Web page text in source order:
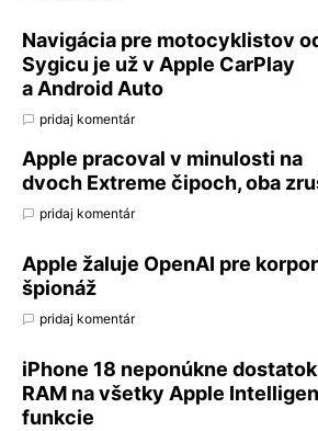
Navigácia pre motocyklistov
Sygicu je už v Apple CarPlay
a Android Auto
pridaj komentár
Apple pracoval v minulosti na
dvoch Extreme čipoch, oba
pridaj komentár
Apple žaluje OpenAI pre
špionáž
pridaj komentár
iPhone 18 neponúkne dostatok
RAM na všetky Apple
funkcie